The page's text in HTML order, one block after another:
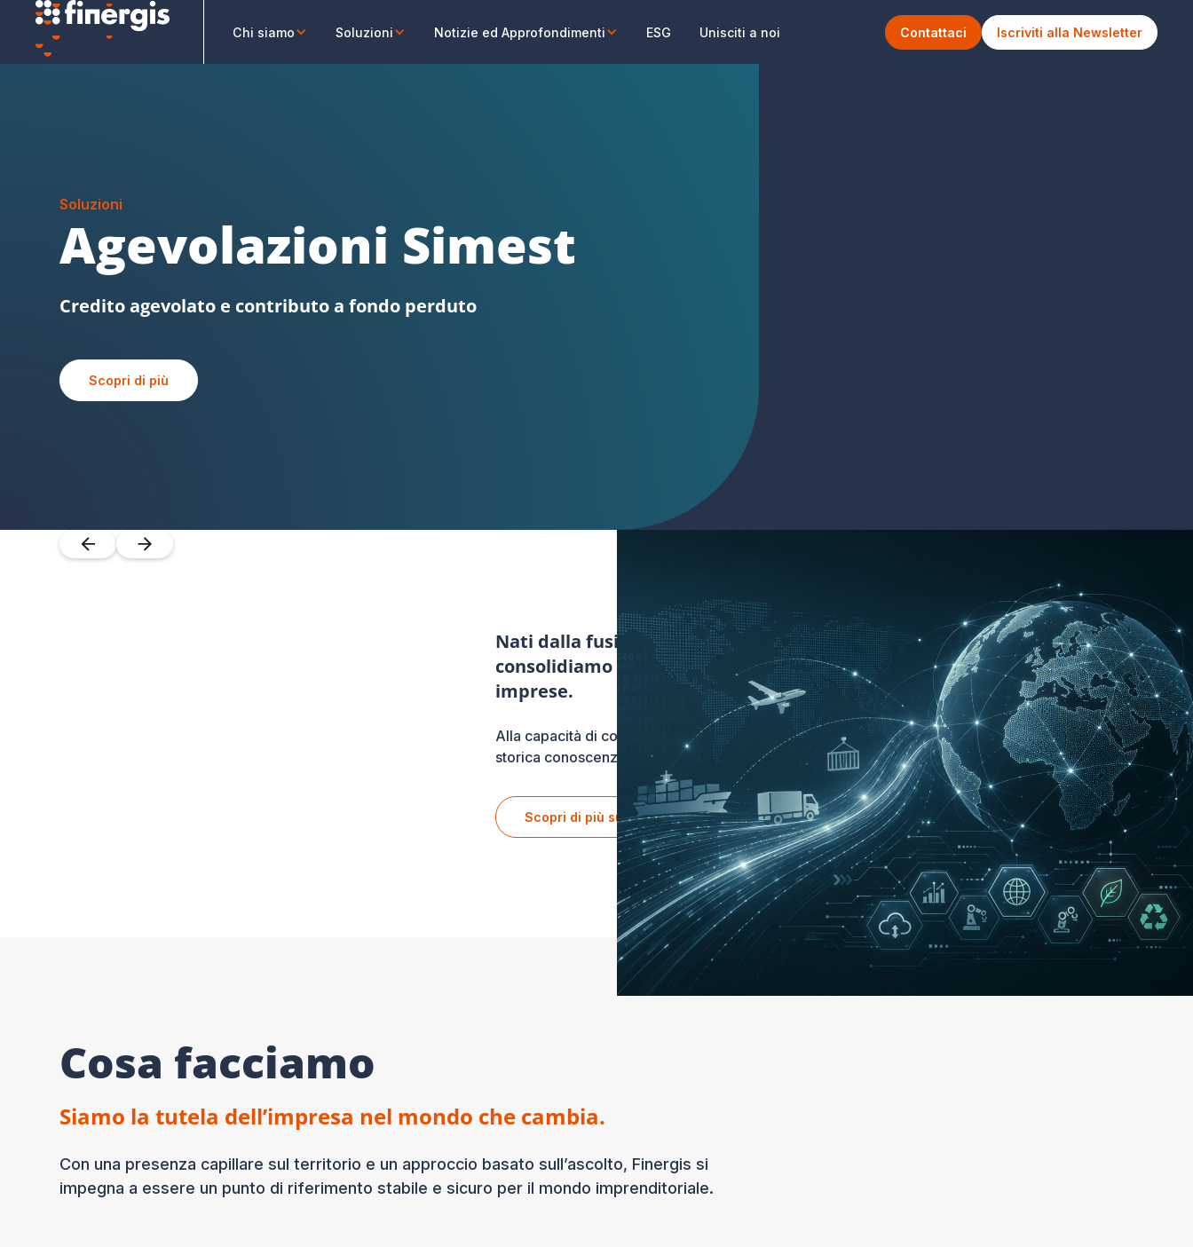
Chi siamo Soluzioni Notizie ed Approfondimenti ESG Unisciti a noi Contattaci Iscriviti alla Newsletter
Soluzioni
Sabatini FVG
Beni strumentali, credito agevolato e contributo a fondo perduto
Scopri di più
Nati dalla fusione di due realtà storiche, Neafidi e Sviluppo Artigiano,
consolidiamo decenni di esperienza in una sola realtà al servizio delle
imprese.
Alla capacità di comprendere le esigenze dell'imprenditoria affianchiamo una profonda e
storica conoscenza del territorio, al fine di individuare le soluzioni finanziarie migliori.
Scopri di più su chi siamo
Cosa facciamo
Siamo la tutela dell’impresa nel mondo che cambia.
Con una presenza capillare sul territorio e un approccio basato sull’ascolto, Finergis si
impegna a essere un punto di riferimento stabile e sicuro per il mondo imprenditoriale.